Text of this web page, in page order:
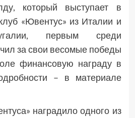
который выступает в
«Ювентус» из Италии и
первым среди
за свои весомые победы
финансовую награду в
– в материале
наградило одного из